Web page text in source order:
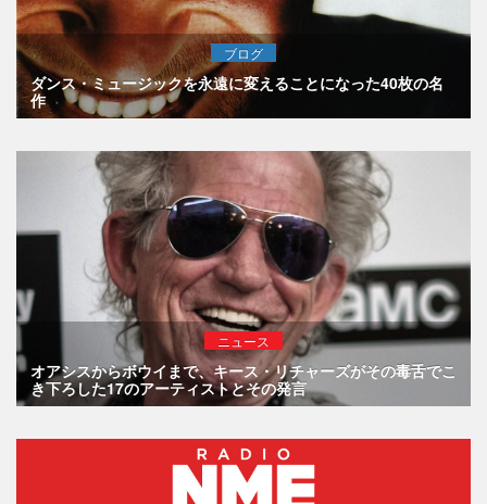
ブログ
ダンス・ミュージックを永遠に変えることになった40枚の名
作
ニュース
オアシスからボウイまで、キース・リチャーズがその毒舌でこ
き下ろした17のアーティストとその発言